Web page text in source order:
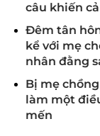
câu khiến
Đêm tân
kể với mẹ
nhân đằng
Bị mẹ
làm một
mến